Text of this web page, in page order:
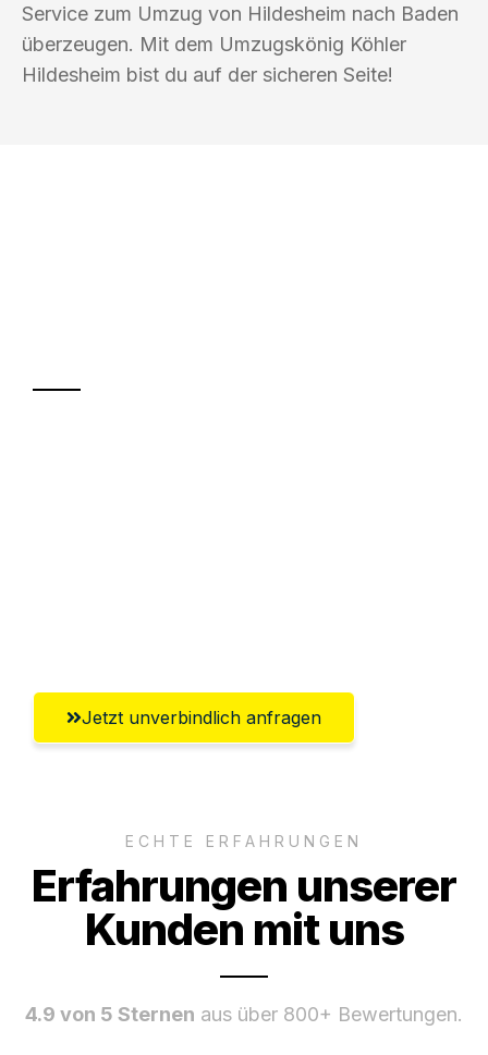
Service zum Umzug von Hildesheim nach Baden
überzeugen. Mit dem Umzugskönig Köhler
Hildesheim bist du auf der sicheren Seite!
Jetzt unverbindlich anfragen
ECHTE ERFAHRUNGEN
Erfahrungen unserer
Kunden mit uns
4.9 von 5 Sternen aus über 800+ Bewertungen.